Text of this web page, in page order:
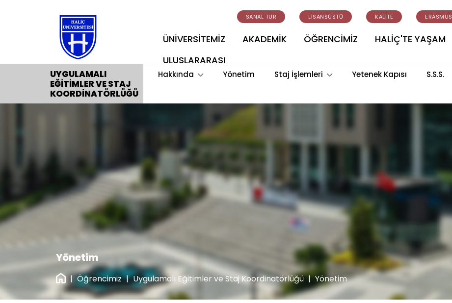
SANAL TUR LİSANSÜSTÜ KALİTE ERASMUS
ÜNİVERSİTEMİZ AKADEMİK ÖĞRENCİMİZ HALİÇ'TE YAŞAM
ULUSLARARASI
UYGULAMALI
EĞITIMLER VE STAJ
KOORDINATÖRLÜĞÜ
Hakkında Yönetim Staj İşlemleri Yetenek Kapısı S.S.S.
Yönetim
| Öğrencimiz | Uygulamalı Eğitimler ve Staj Koordinatörlüğü | Yönetim